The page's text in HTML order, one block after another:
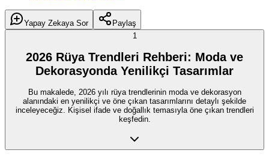
Yapay Zekaya Sor
Paylaş
1
2026 Rüya Trendleri Rehberi: Moda ve
Dekorasyonda Yenilikçi Tasarımlar
Bu makalede, 2026 yılı rüya trendlerinin moda ve dekorasyon
alanındaki en yenilikçi ve öne çıkan tasarımlarını detaylı şekilde
inceleyeceğiz. Kişisel ifade ve doğallık temasıyla öne çıkan trendleri
keşfedin.